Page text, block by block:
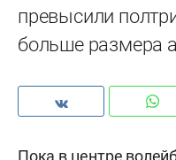
превысили
больше размера
Пока в центре